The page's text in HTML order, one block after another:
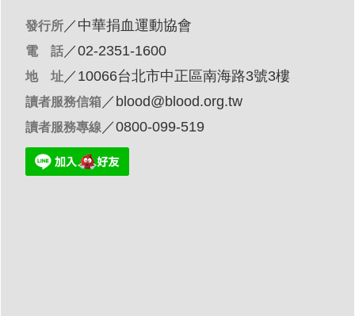
發行所／ 中華捐血運動協會
電 話／02-2351-1600
地 址／10066台北市中正區南海路3號3樓
讀者服務信箱／ blood@blood.org.tw
讀者服務專線 ／0800-099-519